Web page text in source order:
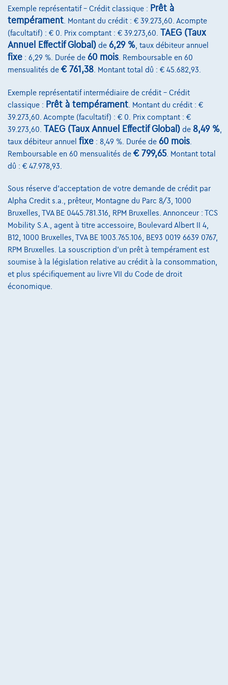
Audi A3
30 TFSI Sportback Business *Navigatie*Carplay
02/2024
68.217 km Automatique 81 kW ( 110 CV )
€23.750 1 ✓ TVA déductible
Dès€358,61/moiset une dernière mensualité de
€7.483,61
Découvrez l’exemple chiffré complet
8870 Izegem,
Exemple représentatif – Crédit classique : Prêt à
tempérament . Montant du crédit : € 39.273,60. Acompte
(facultatif) : € 0. Prix comptant : € 39.273,60. TAEG (Taux
Annuel Effectif Global) de 6,29 % , taux débiteur annuel
fixe : 6,29 %. Durée de 60 mois . Remboursable en 60
mensualités de € 761,38 . Montant total dû : € 45.682,93.
Exemple représentatif intermédiaire de crédit – Crédit
classique : Prêt à tempérament . Montant du crédit : €
39.273,60. Acompte (facultatif) : € 0. Prix comptant : €
39.273,60. TAEG (Taux Annuel Effectif Global) de 8,49 %
taux débiteur annuel fixe : 8,49 %. Durée de 60 mois
Remboursable en 60 mensualités de € 799,65. Montant total
dû : € 47.978,93.
Sous réserve d'acceptation de votre demande de crédit par
Alpha Credit s.a., prêteur, Montagne du Parc 8/3, 1000
Bruxelles, TVA BE 0445.781.316, RPM Bruxelles. Annonceur : TCS
Mobility S.A., agent à titre accessoire, Boulevard Albert II 4,
B12, 1000 Bruxelles, TVA BE 1003.765.106, BE93 0019 6639 0767,
RPM Bruxelles. La souscription d'un prêt à tempérament est
soumise à la législation relative au crédit à la consommation,
et plus spécifiquement au livre VII du Code de droit
économique.